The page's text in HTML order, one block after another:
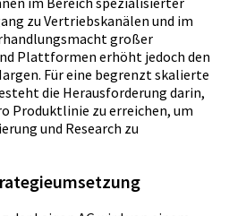
zu Vertriebskanälen und im
großer
Plattformen erhöht jedoch den
Für eine begrenzt skalierte
die Herausforderung darin,
Produktlinie zu erreichen, um
und Research zu